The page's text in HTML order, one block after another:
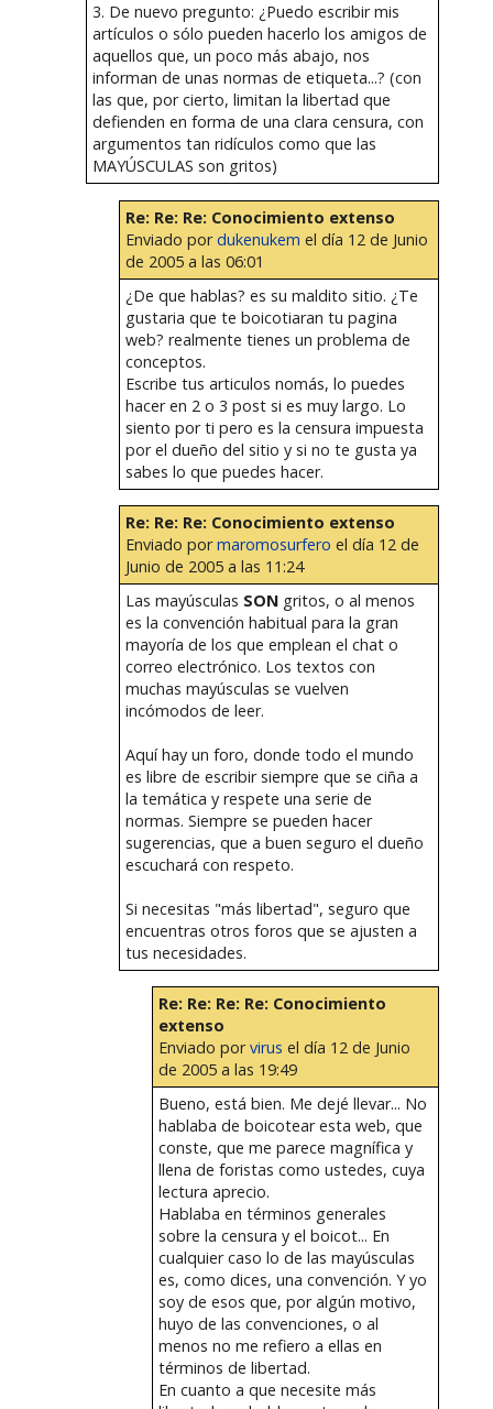
3. De nuevo pregunto: ¿Puedo escribir mis
artículos o sólo pueden hacerlo los amigos de
aquellos que, un poco más abajo, nos
informan de unas normas de etiqueta...? (con
las que, por cierto, limitan la libertad que
defienden en forma de una clara censura, con
argumentos tan ridículos como que las
MAYÚSCULAS son gritos)
Re: Re: Re: Conocimiento extenso
Enviado pordukenukem el día 12 de Junio
de 2005 a las 06:01
¿De que hablas? es su maldito sitio. ¿Te
gustaria que te boicotiaran tu pagina
web? realmente tienes un problema de
conceptos.
Escribe tus articulos nomás, lo puedes
hacer en 2 o 3 post si es muy largo. Lo
siento por ti pero es la censura impuesta
por el dueño del sitio y si no te gusta ya
sabes lo que puedes hacer.
Re: Re: Re: Conocimiento extenso
Enviado pormaromosurfero el día 12 de
Junio de 2005 a las 11:24
Las mayúsculas SONgritos, o al menos
es la convención habitual para la gran
mayoría de los que emplean el chat o
correo electrónico. Los textos con
muchas mayúsculas se vuelven
incómodos de leer.
Aquí hay un foro, donde todo el mundo
es libre de escribir siempre que se ciña a
la temática y respete una serie de
normas. Siempre se pueden hacer
sugerencias, que a buen seguro el dueño
escuchará con respeto.
Si necesitas "más libertad", seguro que
encuentras otros foros que se ajusten a
tus necesidades.
Re: Re: Re: Re: Conocimiento
extenso
Enviado porvirus el día 12 de Junio
de 2005 a las 19:49
Bueno, está bien. Me dejé llevar... No
hablaba de boicotear esta web, que
conste, que me parece magnífica y
llena de foristas como ustedes, cuya
lectura aprecio.
Hablaba en términos generales
sobre la censura y el boicot... En
cualquier caso lo de las mayúsculas
es, como dices, una convención. Y yo
soy de esos que, por algún motivo,
huyo de las convenciones, o al
menos no me refiero a ellas en
términos de libertad.
En cuanto a que necesite más